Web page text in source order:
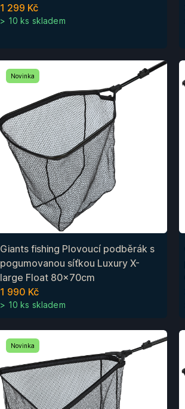
1 299 Kč
> 10 ks skladem
Novinka
Giants fishing Plovoucí podběrák s
pogumovanou síťkou Luxury X-
large Float 80x70cm
1 990 Kč
> 10 ks skladem
Novinka